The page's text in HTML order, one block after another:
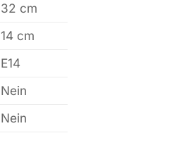
32 cm
14 cm
E14
Nein
Nein